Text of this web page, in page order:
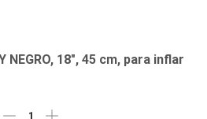
NEGRO, 18″, 45 cm, para inflar